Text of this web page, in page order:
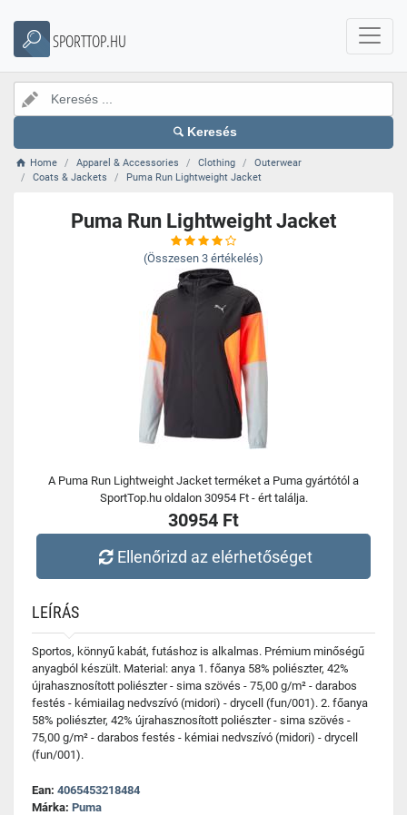
SPORTTOP.HU
Keresés
Home Apparel & Accessories Clothing
Outerwear
Coats & Jackets
Puma Run Lightweight Jacket
Puma Run Lightweight Jacket
(Összesen 3 értékelés)
A Puma Run Lightweight Jacket terméket a Puma gyártótól a
SportTop.hu oldalon 30954 Ft - ért találja.
30954 Ft
Ellenőrizd az elérhetőséget
LEÍRÁS
Sportos, könnyű kabát, futáshoz is alkalmas. Prémium minőségű
anyagból készült. Material: anya 1. főanya 58% poliészter, 42%
újrahasznosított poliészter - sima szövés - 75,00 g/m² - darabos
festés - kémiailag nedvszívó (midori) - drycell (fun/001). 2. főanya
58% poliészter, 42% újrahasznosított poliészter - sima szövés -
75,00 g/m² - darabos festés - kémiai nedvszívó (midori) - drycell
(fun/001).
Ean: 4065453218484
Márka: Puma